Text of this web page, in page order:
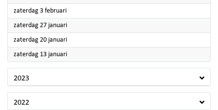
zaterdag 3 februari2024
zaterdag 27 januari2024
zaterdag 20 januari2024
zaterdag 13 januari2024
2023
2022